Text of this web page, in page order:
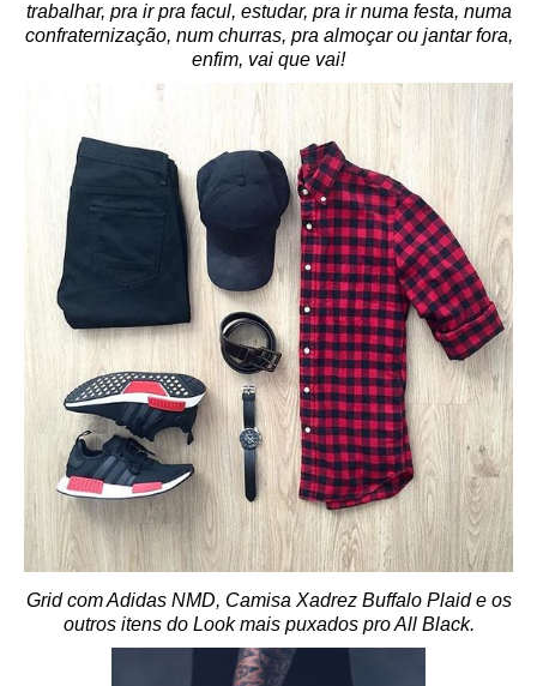
trabalhar, pra ir pra facul, estudar, pra ir numa festa, numa
confraternização, num churras, pra almoçar ou jantar fora,
enfim, vai que vai!
Grid com Adidas NMD, Camisa Xadrez Buffalo Plaid e os
outros itens do Look mais puxados pro All Black.